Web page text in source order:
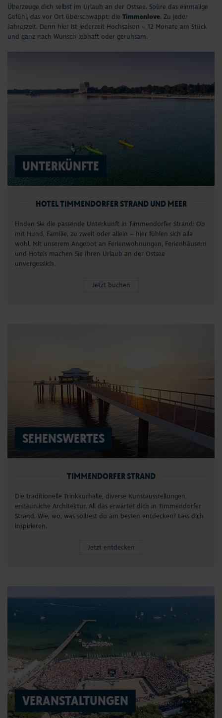
Überzeuge dich selbst im Urlaub an der Ostsee. Spüre das einmalige
Gefühl, das vor Ort überschwappt: die Timmenlove. Zu jeder
Jahreszeit. Denn hier ist jederzeit Hochsaison – 12 Monate am Stück
und ganz nach Wunsch lebhaft oder geruhsam.
UNTERKÜNFTE
HOTEL TIMMENDORFER STRAND UND MEER
Finden Sie die passende Unterkunft in Timmendorfer Strand: Ob
mit Hund, Familie, zu zweit oder allein – hier fühlen sich alle
wohl. Mit unserem Angebot an Ferienwohnungen, Ferienhäusern
und Hotels machen Sie Ihren Urlaub an der Ostsee
unvergesslich.
Jetzt buchen
SEHENSWERTES
TIMMENDORFER STRAND
Die traditionelle Trinkkurhalle, diverse Kunstausstellungen,
erstaunliche Architektur. All das erwartet dich in Timmendorfer
Strand. Wie, wo, was solltest du am besten entdecken? Lass dich
inspirieren.
Jetzt entdecken
VERANSTALTUNGEN